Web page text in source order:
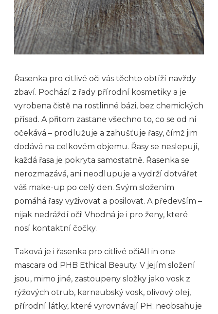
Řasenka pro citlivé oči vás těchto obtíží navždy
zbaví. Pochází z řady přírodní kosmetiky a je
vyrobena čistě na rostlinné bázi, bez chemických
přísad. A přitom zastane všechno to, co se od ní
očekává – prodlužuje a zahušťuje řasy, čímž jim
dodává na celkovém objemu. Řasy se neslepují,
každá řasa je pokryta samostatně. Řasenka se
nerozmazává, ani neodlupuje a vydrží dotvářet
váš make-up po celý den. Svým složením
pomáhá řasy vyživovat a posilovat. A především –
nijak nedráždí oči! Vhodná je i pro ženy, které
nosí kontaktní čočky.
Taková je i řasenka pro citlivé očiAll in one
mascara od PHB Ethical Beauty. V jejím složení
jsou, mimo jiné, zastoupeny složky jako vosk z
rýžových otrub, karnaubský vosk, olivový olej,
přírodní látky, které vyrovnávají PH; neobsahuje